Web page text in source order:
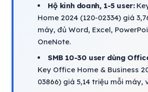
Hộ kinh doanh, 1-5 user:
Home 2024 (120-02334) giá
máy, đủ Word, Excel,
OneNote.
SMB 10-30 user dùng
Key Office Home & Business
03866) giá 5,14 triệu mỗi máy,